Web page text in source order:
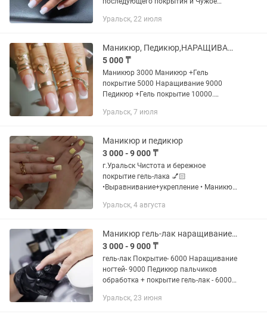
Действует KASPI Red 🔴
Уральск, 22 июля
Маникюр, Педикюр,НАРАЩИВАНИЕ ногтей, Парафинотерапия
5 000 ₸
Маникюр 3000 Маникюр +Гель
покрытие 5000 Наращивание 9000
Педикюр +Гель покрытие 10000.
Жанна
Уральск, 7 июля
Маникюр и педикюр
3 000 - 9 000 ₸
г.Уральск Чистота и бережное
покрытие гель-лака 💅🏻
•Выравнивание+укрепление • Маникюр
Опыт более 7 лет Маникюр без
(Маникюр +...
Уральск, 4 августа
Маникюр гель-лак наращивание ногтей
3 000 - 9 000 ₸
гель-лак Покрытие- 6000 Наращивание
ногтей- 9000 Педикюр пальчиков
обработка + покрытие гель-лак - 6000
стерильно а самое главное
Уральск, 23 июня